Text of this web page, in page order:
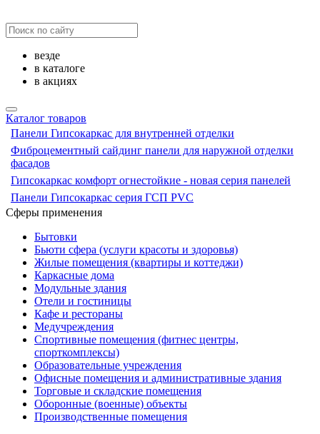
везде
в каталоге
в акциях
Каталог товаров
Панели Гипсокаркас для внутренней отделки
Фиброцементный сайдинг панели для наружной отделки
фасадов
Гипсокаркас комфорт огнестойкие - новая серия панелей
Панели Гипсокаркас серия ГСП PVC
Сферы применения
Бытовки
Бьюти сфера (услуги красоты и здоровья)
Жилые помещения (квартиры и коттеджи)
Каркасные дома
Модульные здания
Отели и гостиницы
Кафе и рестораны
Медучреждения
Спортивные помещения (фитнес центры,
спорткомплексы)
Образовательные учреждения
Офисные помещения и административные здания
Торговые и складские помещения
Оборонные (военные) объекты
Производственные помещения